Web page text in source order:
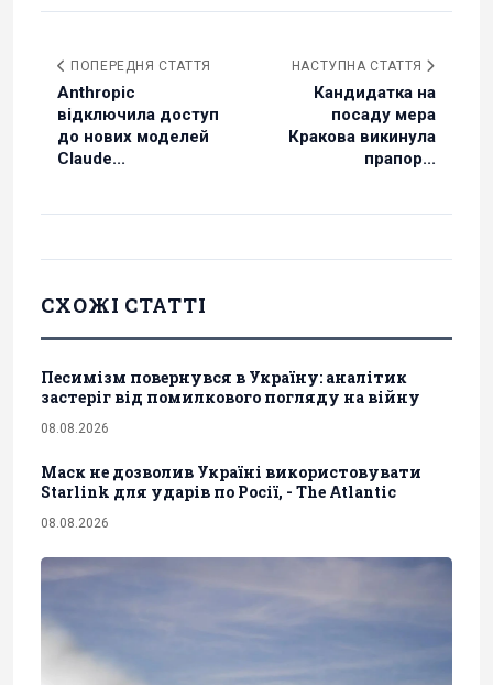
ПОПЕРЕДНЯ СТАТТЯ
Anthropic
відключила доступ
до нових моделей
Claude...
НАСТУПНА СТАТТЯ
Кандидатка на
посаду мера
Кракова викинула
прапор...
СХОЖІ СТАТТІ
Песимізм повернувся в Україну: аналітик
застеріг від помилкового погляду на війну
08.08.2026
Маск не дозволив Україні використовувати
Starlink для ударів по Росії, - The Atlantic
08.08.2026